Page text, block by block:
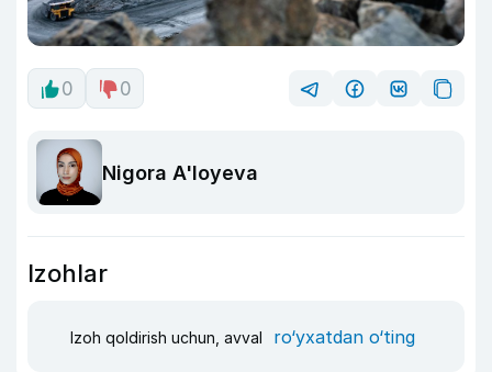
0 0
Nigora A'loyeva
Izohlar
Izoh qoldirish uchun, avval ro‘yxatdan o‘ting